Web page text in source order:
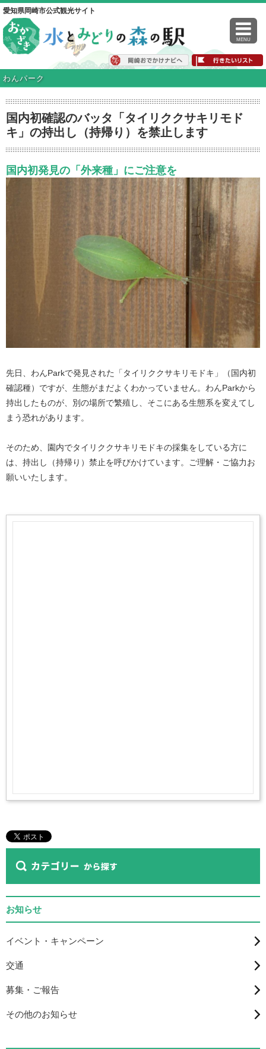
愛知県岡崎市公式観光サイト
MENU
わんパーク
国内初確認のバッタ「タイリククサキリモド
キ」の持出し（持帰り）を禁止します
国内初発見の「外来種」にご注意を
先日、わんParkで発見された「タイリククサキリモドキ」（国内初
確認種）ですが、生態がまだよくわかっていません。わんParkから
持出したものが、別の場所で繁殖し、そこにある生態系を変えてし
まう恐れがあります。
そのため、園内でタイリククサキリモドキの採集をしている方に
は、持出し（持帰り）禁止を呼びかけています。ご理解・ご協力お
願いいたします。
お知らせ
イベント・キャンペーン
交通
募集・ご報告
その他のお知らせ